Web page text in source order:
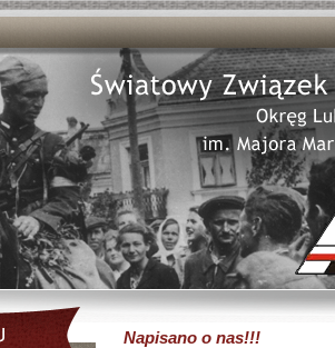
Napisano o nas!!!